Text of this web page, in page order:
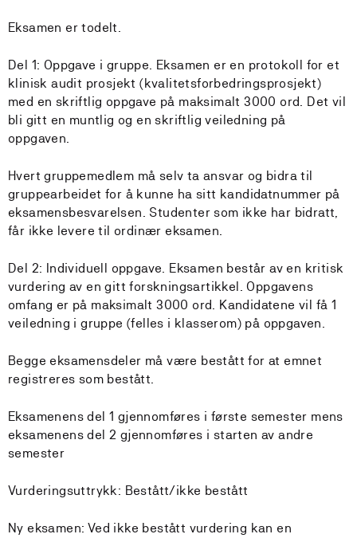
Eksamen er todelt.
Del 1: Oppgave i gruppe. Eksamen er en protokoll for et
klinisk audit prosjekt (kvalitetsforbedringsprosjekt)
med en skriftlig oppgave på maksimalt 3000 ord. Det vil
bli gitt en muntlig og en skriftlig veiledning på
oppgaven.
Hvert gruppemedlem må selv ta ansvar og bidra til
gruppearbeidet for å kunne ha sitt kandidatnummer på
eksamensbesvarelsen. Studenter som ikke har bidratt,
får ikke levere til ordinær eksamen.
Del 2: Individuell oppgave. Eksamen består av en kritisk
vurdering av en gitt forskningsartikkel. Oppgavens
omfang er på maksimalt 3000 ord. Kandidatene vil få 1
veiledning i gruppe (felles i klasserom) på oppgaven.
Begge eksamensdeler må være bestått for at emnet
registreres som bestått.
Eksamenens del 1 gjennomføres i første semester mens
eksamenens del 2 gjennomføres i starten av andre
semester
Vurderingsuttrykk: Bestått/ikke bestått
Ny eksamen: Ved ikke bestått vurdering kan en